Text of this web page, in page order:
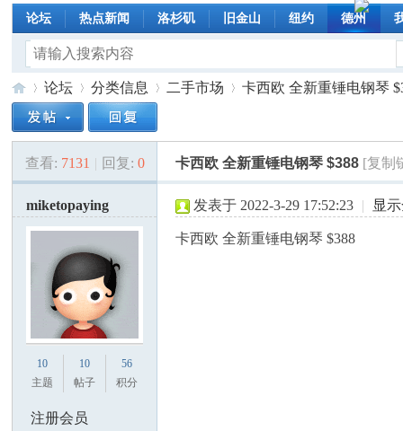
论坛 热点新闻 洛杉矶 旧金山 纽约 德州
美
国
»
论坛
›
分类信息 二手市场
›
卡西欧 全新重锤电钢琴
查看: 7131 | 回复: 0 卡西欧 全新重锤电钢琴 $388 [复制
miketopaying
10
主题
10
帖子
56
积分
注册会员
发表于 2022-3-29 17:52:23 | 显
卡西欧 全新重锤电钢琴 $388